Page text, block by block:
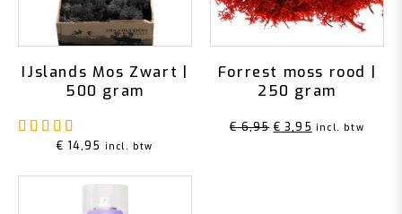
IJslands Mos Zwart |
500 gram
uit 5
€ 14,95 incl. btw
Forrest moss rood |
250 gram
€6,95 Oorspronkelijke
€ 3,95 Huidige
incl. btw